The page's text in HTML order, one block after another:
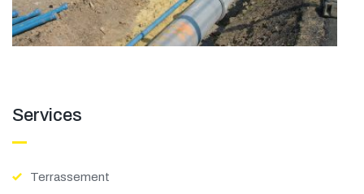
Services
Terrassement